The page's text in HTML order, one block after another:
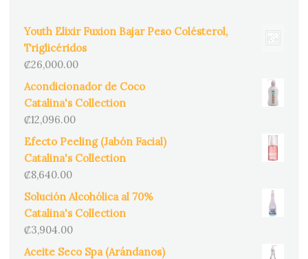
Youth Elixir Fuxion Bajar Peso Colésterol,
Triglicéridos
₡26,000.00
Acondicionador de Coco
Catalina's Collection
₡12,096.00
Efecto Peeling (Jabón Facial)
Catalina's Collection
₡8,640.00
Solución Alcohólica al 70%
Catalina's Collection
₡3,904.00
Aceite Seco Spa (Arándanos)